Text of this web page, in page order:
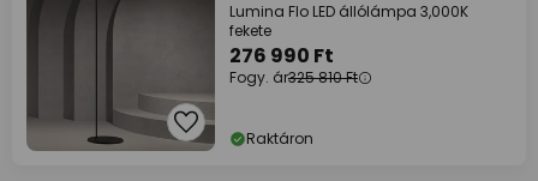
Lumina Flo LED állólámpa 3,000K
fekete
276 990 Ft
Fogy. ár325 810 Ft
Raktáron